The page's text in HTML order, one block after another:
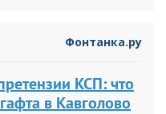
Фонтанка.ру
КСП: что
в Кавголово